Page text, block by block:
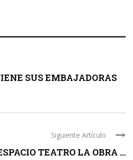
SUS EMBAJADORAS
Siguiente Artículo
TEATRO LA OBRA ...